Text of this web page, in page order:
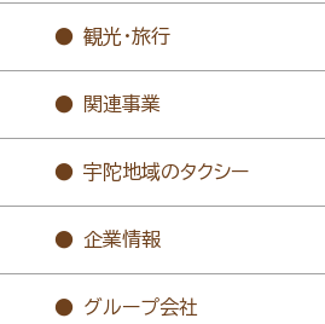
観光・旅行
関連事業
宇陀地域のタクシー
企業情報
グループ会社